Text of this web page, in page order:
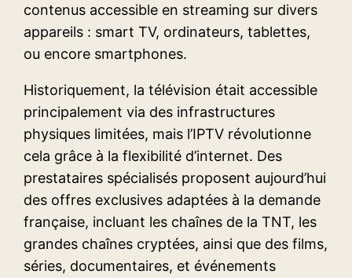
contenus accessible en streaming sur divers
appareils : smart TV, ordinateurs, tablettes,
ou encore smartphones.
Historiquement, la télévision était accessible
principalement via des infrastructures
physiques limitées, mais l’IPTV révolutionne
cela grâce à la flexibilité d’internet. Des
prestataires spécialisés proposent aujourd’hui
des offres exclusives adaptées à la demande
française, incluant les chaînes de la TNT, les
grandes chaînes cryptées, ainsi que des films,
séries, documentaires, et événements